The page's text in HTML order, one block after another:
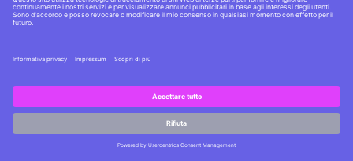
Soddisfazione sull'organizzazione degli appuntamenti:
Livello di soddisfazione riguardo alla comunicazione
Voto all'atteggiamento del nostro personale nei suoi
confronti:
Scrivici